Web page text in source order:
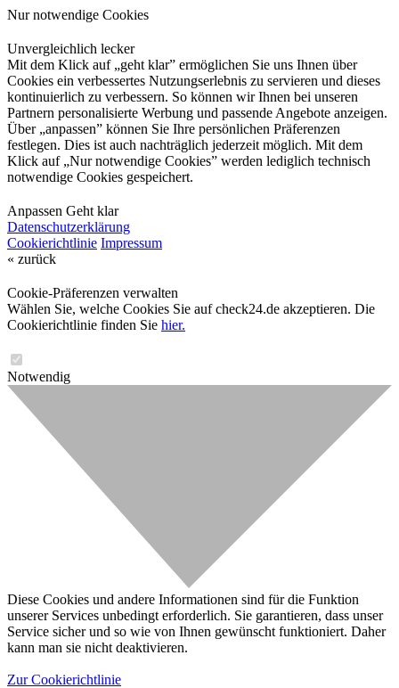
Nur notwendige Cookies
Unvergleichlich lecker
Mit dem Klick auf „geht klar” ermöglichen Sie uns Ihnen über
Cookies ein verbessertes Nutzungserlebnis zu servieren und dieses
kontinuierlich zu verbessern. So können wir Ihnen bei unseren
Partnern personalisierte Werbung und passende Angebote anzeigen.
Über „anpassen” können Sie Ihre persönlichen Präferenzen
festlegen. Dies ist auch nachträglich jederzeit möglich. Mit dem
Klick auf „Nur notwendige Cookies” werden lediglich technisch
notwendige Cookies gespeichert.
Anpassen Geht klar
Datenschutzerklärung
Cookierichtlinie Impressum
« zurück
Cookie-Präferenzen verwalten
Wählen Sie, welche Cookies Sie auf check24.de akzeptieren. Die
Cookierichtlinie finden Sie hier.
Notwendig
Diese Cookies und andere Informationen sind für die Funktion
unserer Services unbedingt erforderlich. Sie garantieren, dass unser
Service sicher und so wie von Ihnen gewünscht funktioniert. Daher
kann man sie nicht deaktivieren.
Zur Cookierichtlinie